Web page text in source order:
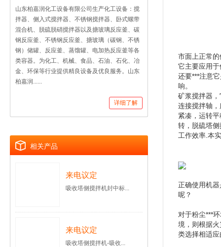
山东柏嘉润化工设备有限公司生产化工设备：搅
拌器、侧入式搅拌器、不锈钢搅拌器、卧式螺带
混合机、脱硫脱硝搅拌器以及搪玻璃反应釜、碳
钢反应釜、不锈钢反应釜、搪玻璃（碳钢、不锈
钢）储罐、反应釜、蒸馏罐、电加热反应釜等各
类容器。为化工、机械、食品、石油、石化、冶
金、环保等行业提供精良设备及优良服务。山东
柏嘉润......
详细了解
相关产品
来电议定
吸收塔侧搅拌机封中标...
来电议定
吸收塔侧搅拌机-吸收...
市面上正常
它主要应用
还要***注意
响。
矿浆搅拌器
连接搅拌轴
紧凑，运转
转，脱硫塔
工作效率.本
正确使用机
呢？
对于粉尘***
境，则根据
类选择相适